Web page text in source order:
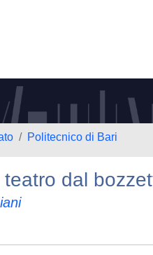
Politecnico di Bari
dal